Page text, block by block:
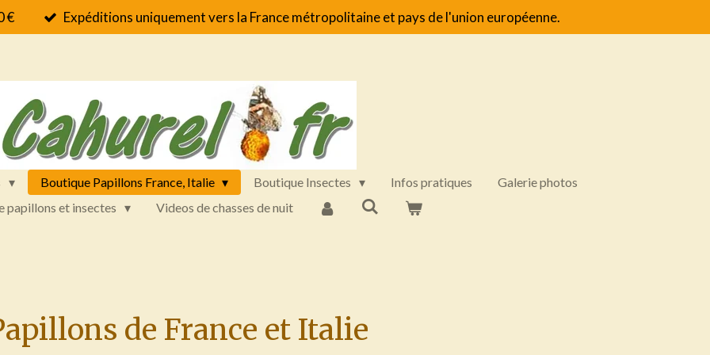
€ Expéditions uniquement vers la France métropolitaine et pays de l'union européenne.
Boutique Papillons France, Italie Boutique Insectes Infos pratiques
Galerie photos
papillons et insectes
Videos de chasses de nuit
de France et Italie